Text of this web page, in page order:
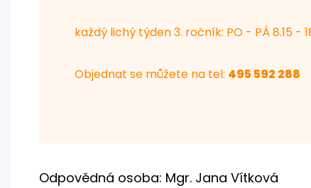
každý lichý týden 3. ročník: PO - PÁ 8.15 -
Objednat se můžete na tel: 495 592 288
Odpovědná osoba: Mgr. Jana Vítková